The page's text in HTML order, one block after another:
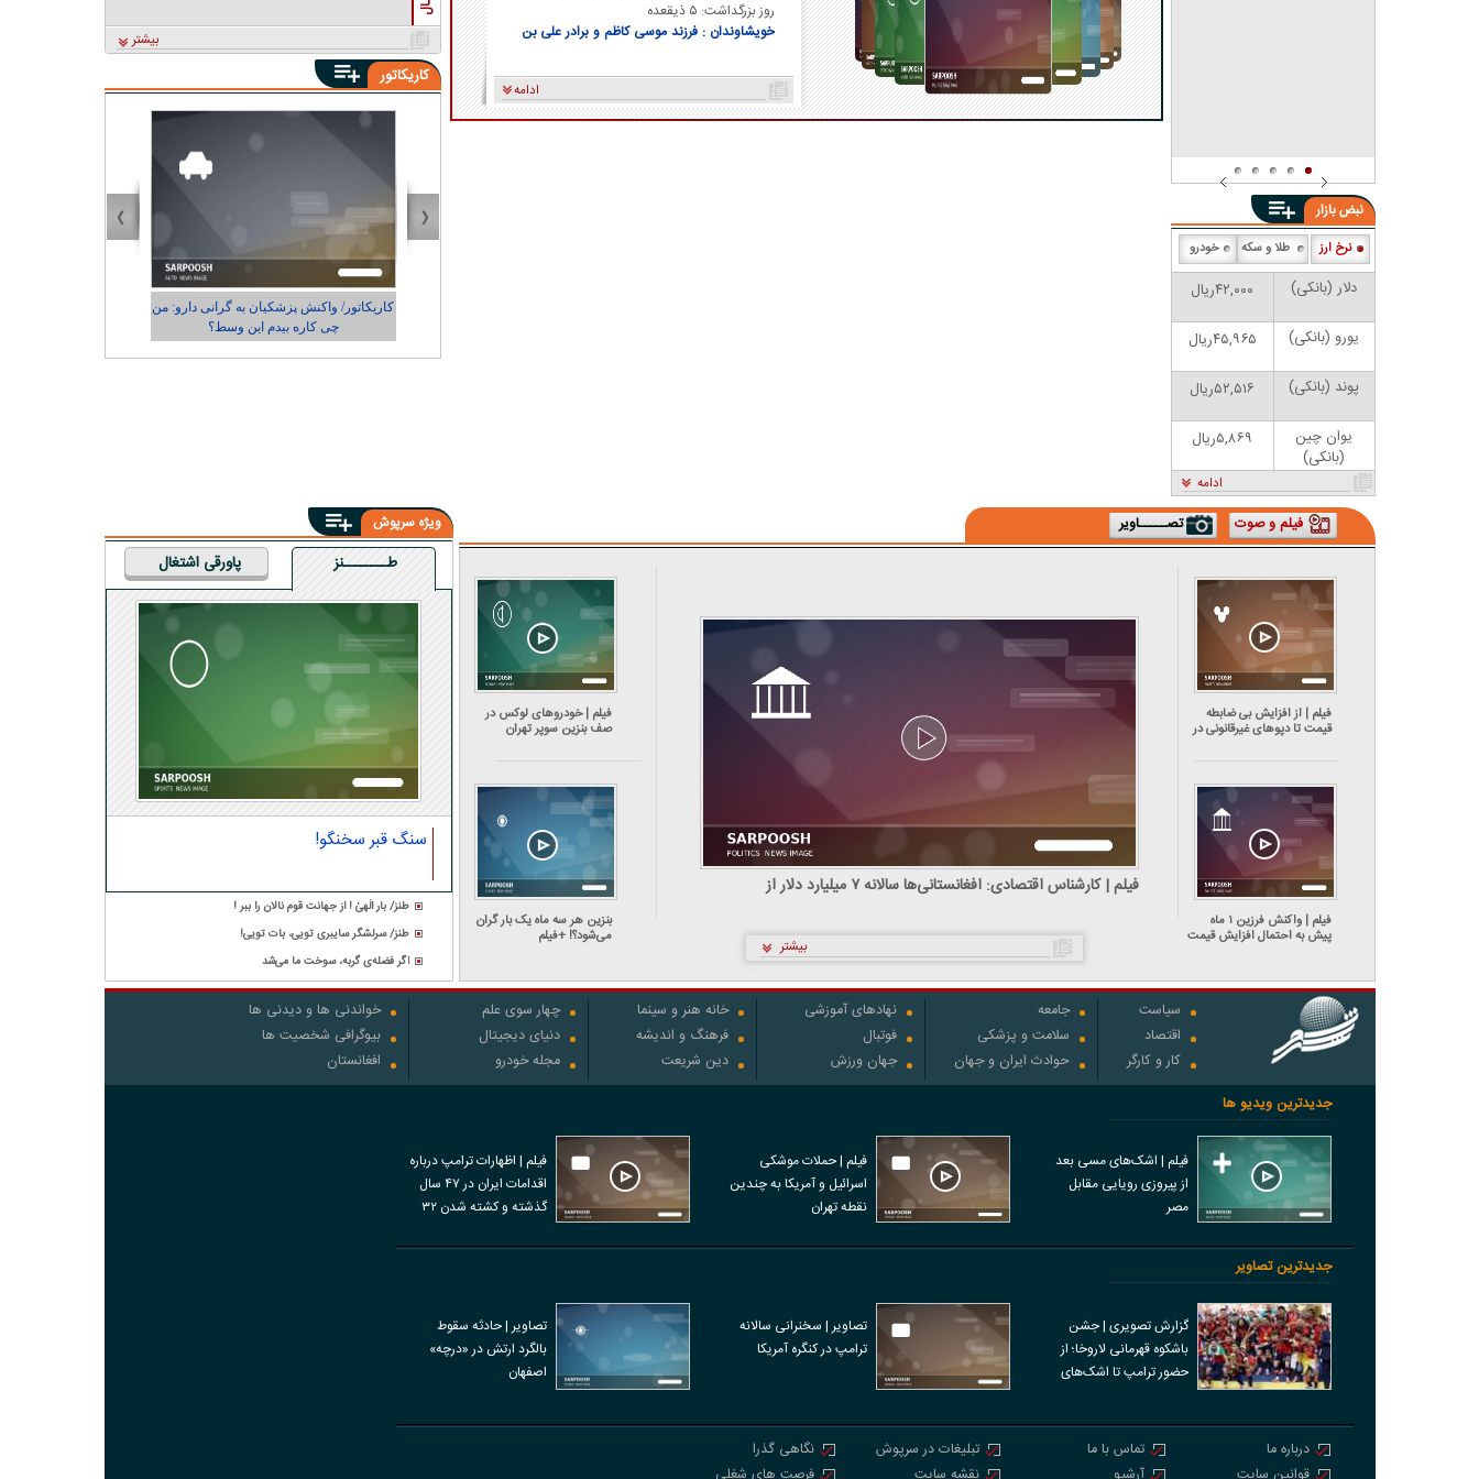
روز بزرگداشت: ۵ ذیقعده
خویشاوندان : فرزند موسی کاظم و برادر علی بن
ادامه
بیشتر
کاریکاتور
حسود بترکه
کاریکاتور/ واکنش پزشکیان به گرانی دارو: من
کاریکاتور/ رضایت زاکانی از عملکردش در
شهرداری تهران
نبض بازار
نرخ ارز طلا و سکه خودرو
دلار (بانکی)
۴۲,۰۰۰ریال
یورو (بانکی)
۴۵,۹۶۵ریال
پوند (بانکی)
۵۲,۵۱۶ریال
یوان چین
(بانکی)
۵,۸۶۹ریال
ادامه
فیلم و صوت
فیلم | کارشناس اقتصادی: افغانستانی‌ها سالانه ۷ میلیارد دلار از
فیلم | از افزایش بی ضابطه
قیمت تا دپوهای غیرقانونی در
فیلم | واکنش فرزین ۱ ماه
پیش به احتمال افزایش قیمت
فیلم | خودرو‌های لوکس در
صف بنزین سوپر تهران
بنزین هر سه ماه یک بار گران
می‌شود؟! +فیلم بیشتر
تصـــــاویر ویژه سرپوش
طــــــــنز
سنگ قبر سخنگو!
طنز/ بار الٰهیٰ ! از جهانت قوم نالان را ببر !
طنز/ سرلشگر سایبری تویی، بات تویی!
اگر فضله‌ی گربه، سوخت ما می‌شد
پاورقی اشتغال
سیاست
اقتصاد
کار و کارگر
جامعه
سلامت و پزشکی
حوادث ایران و جهان
نهادهای آموزشی
فوتبال
جهان ورزش
خانه هنر و سینما
فرهنگ و اندیشه
دین شریعت
چهار سوی علم
دنیای دیجیتال
مجله خودرو
خواندنی ها و دیدنی ها
بیوگرافی شخصیت ها
افغانستان
جدیدترین ویدیو ها
فیلم | اشک‌های مسی بعد
از پیروزی رویایی مقابل
مصر
فیلم | حملات موشکی
اسرائیل و آمریکا به چندین
نقطه تهران
فیلم | اظهارات ترامپ درباره
اقدامات ایران در ۴۷ سال
گذشته و کشته شدن ۳۲
جدیدترین تصاویر
گزارش تصویری | جشن
باشکوه قهرمانی لاروخا؛ از
حضور ترامپ تا اشک‌های
تصاویر | سخنرانی سالانه
ترامپ در کنگره آمریکا
تصاویر | حادثه سقوط
بالگرد ارتش در «درچه»
اصفهان
درباره ما تماس با ما تبلیغات در سرپوش
نگاهی گذرا